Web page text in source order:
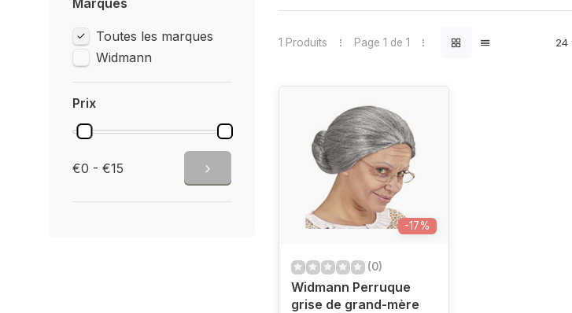
Marques
Toutes les marques
Widmann
Prix
€0 - €15
1 Produits Page 1 de 1
-17%
(0)
Widmann Perruque
grise de grand-mère